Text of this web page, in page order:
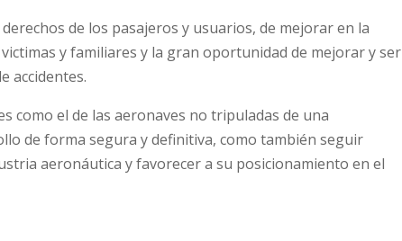
de los pasajeros y usuarios, de mejorar en la
y familiares y la gran oportunidad de mejorar y ser
accidentes.
como el de las aeronaves no tripuladas de una
de forma segura y definitiva, como también seguir
aeronáutica y favorecer a su posicionamiento en el